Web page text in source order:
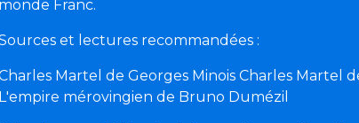
monde Franc.
et lectures recommandées :
Martel de Georges Minois Charles Martel
L'empire mérovingien de Bruno Dumézil